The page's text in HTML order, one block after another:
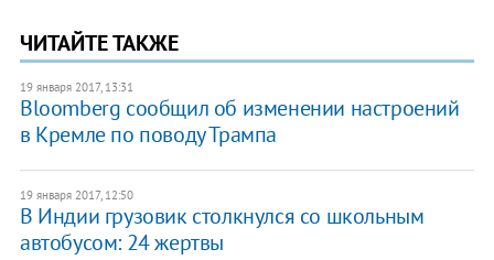
ЧИТАЙТЕ ТАКЖЕ
19 января 2017, 13:31
Bloomberg сообщил об изменении настроений
в Кремле по поводу Трампа
19 января 2017, 12:50
В Индии грузовик столкнулся со школьным
автобусом: 24 жертвы